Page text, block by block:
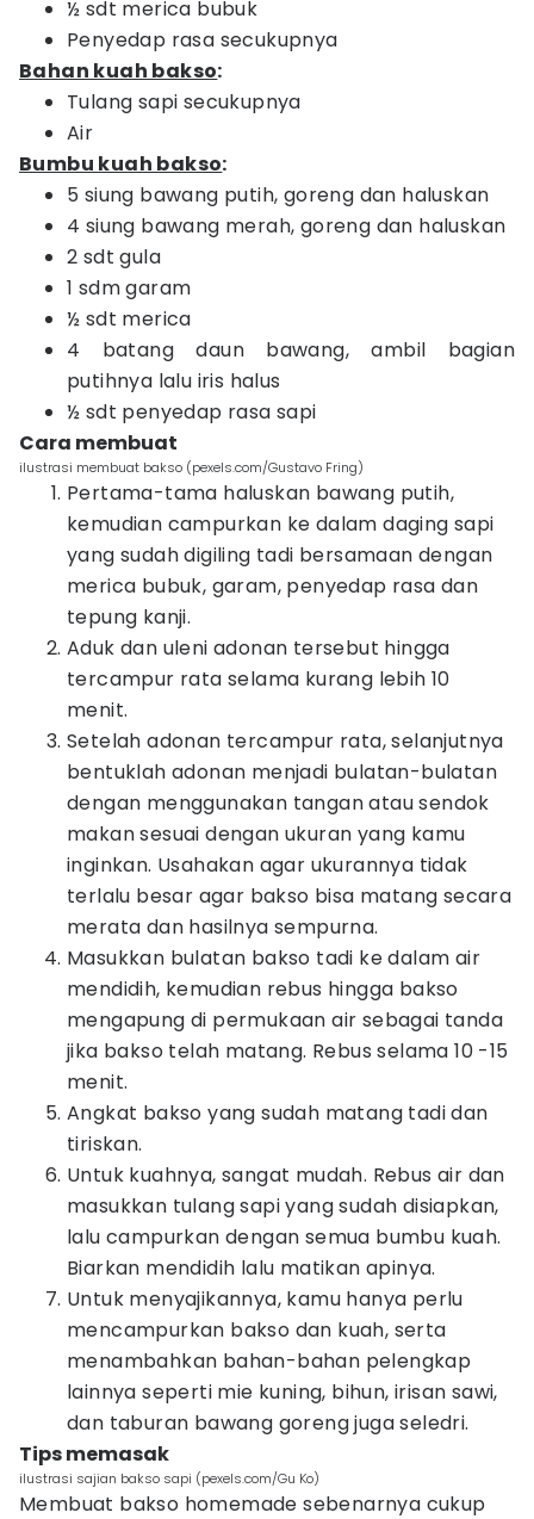
½ sdt merica bubuk
Penyedap rasa secukupnya
Bahan kuah bakso:
Tulang sapi secukupnya
Air
Bumbu kuah bakso:
5 siung bawang putih, goreng dan haluskan
4 siung bawang merah, goreng dan haluskan
2 sdt gula
1 sdm garam
½ sdt merica
4 batang daun bawang, ambil bagian
putihnya lalu iris halus
½ sdt penyedap rasa sapi
Cara membuat
ilustrasi membuat bakso (pexels.com/Gustavo Fring)
Pertama-tama haluskan bawang putih,
kemudian campurkan ke dalam daging sapi
yang sudah digiling tadi bersamaan dengan
merica bubuk, garam, penyedap rasa dan
tepung kanji.
Aduk dan uleni adonan tersebut hingga
tercampur rata selama kurang lebih 10
menit.
Setelah adonan tercampur rata, selanjutnya
bentuklah adonan menjadi bulatan-bulatan
dengan menggunakan tangan atau sendok
makan sesuai dengan ukuran yang kamu
inginkan. Usahakan agar ukurannya tidak
terlalu besar agar bakso bisa matang secara
merata dan hasilnya sempurna.
Masukkan bulatan bakso tadi ke dalam air
mendidih, kemudian rebus hingga bakso
mengapung di permukaan air sebagai tanda
jika bakso telah matang. Rebus selama 10 -15
menit.
Angkat bakso yang sudah matang tadi dan
tiriskan.
Untuk kuahnya, sangat mudah. Rebus air dan
masukkan tulang sapi yang sudah disiapkan,
lalu campurkan dengan semua bumbu kuah.
Biarkan mendidih lalu matikan apinya.
Untuk menyajikannya, kamu hanya perlu
mencampurkan bakso dan kuah, serta
menambahkan bahan-bahan pelengkap
lainnya seperti mie kuning, bihun, irisan sawi,
dan taburan bawang goreng juga seledri.
Tips memasak
ilustrasi sajian bakso sapi (pexels.com/Gu Ko)
Membuat bakso homemade sebenarnya cukup